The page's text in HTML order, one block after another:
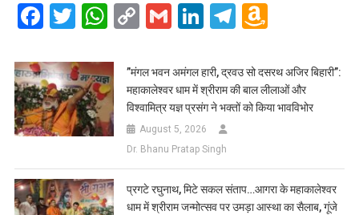
Facebook
Twitter
WhatsApp
CopyGmailLinkedIn
Telegram
List
​”मंगल भवन अमंगल हारी, द्रवउ सो दसरथ अजिर बिहारी”:
महाकालेश्वर धाम में श्रीराम की बाल लीलाओं और
विश्वामित्र यज्ञ प्रसंग ने भक्तों को किया भावविभोर
August 5, 2026
Dr. Bhanu Pratap Singh
प्रगटे रघुनाथ, मिटे सकल संताप…आगरा के महाकालेश्वर
धाम में श्रीराम जन्मोत्सव पर उमड़ा आस्था का सैलाब, गूंजे